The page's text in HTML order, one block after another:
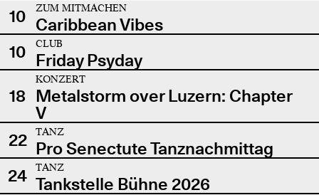
10
ZUM MITMACHEN
Caribbean Vibes
10
CLUB
Friday Psyday
18
KONZERT
Metalstorm over Luzern: Chapter
V
22
TANZ
Pro Senectute Tanznachmittag
24
TANZ
Tankstelle Bühne 2026